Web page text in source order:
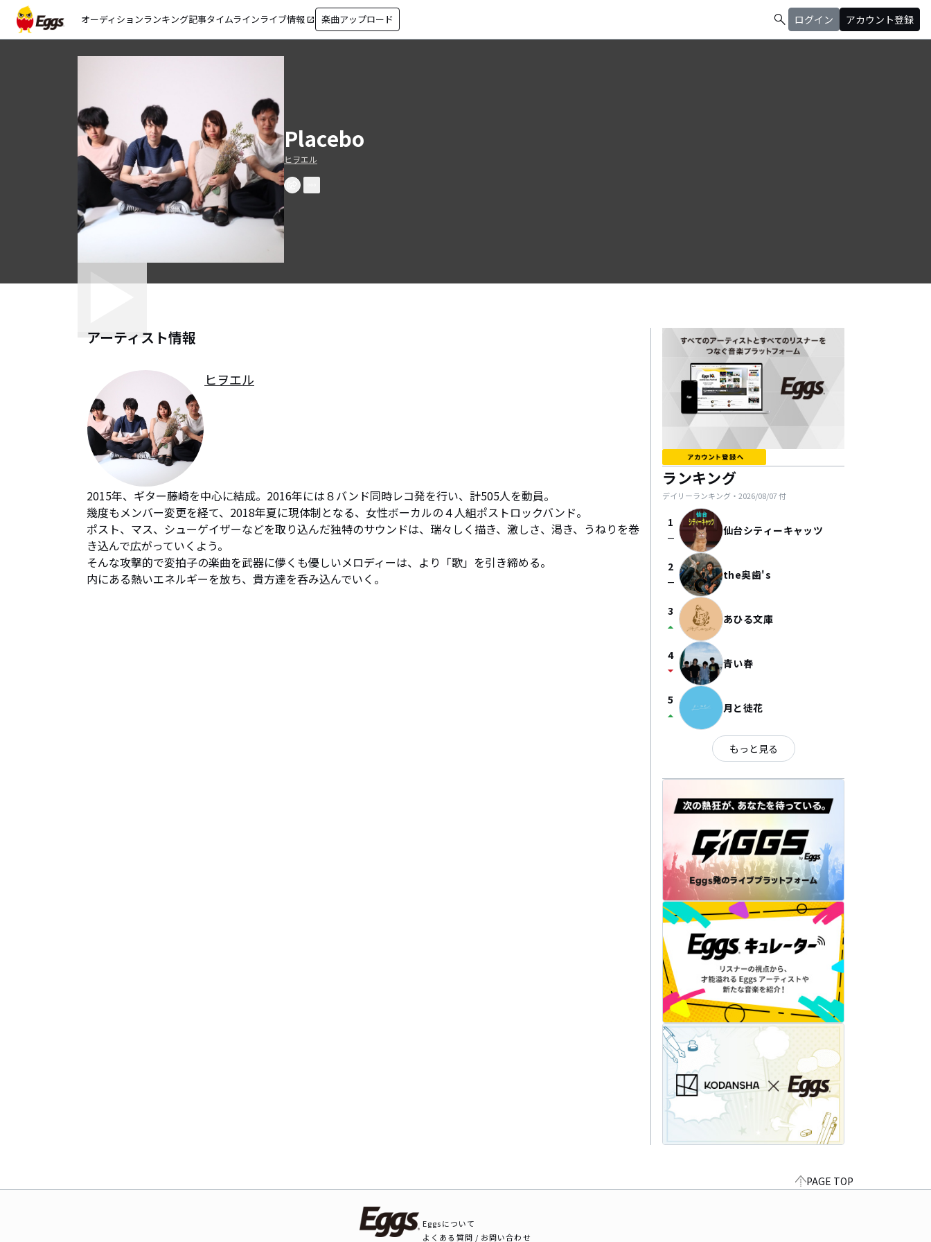
オーディションランキング記事タイムラインライブ情報 open_in_new 楽曲アップロード search ログイン アカウント登録
Placebo
ヒヲエル
アーティスト情報
ヒヲエル
2015年、ギター藤崎を中心に結成。2016年には８バンド同時レコ発を行い、計505人を動員。
幾度もメンバー変更を経て、2018年夏に現体制となる、女性ボーカルの４人組ポストロックバンド。
ポスト、マス、シューゲイザーなどを取り込んだ独特のサウンドは、瑞々しく描き、激しさ、渇き、うねりを巻
き込んで広がっていくよう。
そんな攻撃的で変拍子の楽曲を武器に儚くも優しいメロディーは、より「歌」を引き締める。
内にある熱いエネルギーを放ち、貴方達を呑み込んでいく。
ランキング
デイリーランキング・ 2026/08/07付
1
check_indeterminate_small 仙台シティーキャッツ
2
check_indeterminate_small the奥歯's
3
arrow_drop_up あひる文庫
4
arrow_drop_down 青い春
5
arrow_drop_up 月と徒花
もっと見る
PAGE TOP
Eggsについて
よくある質問 / お問い合わせ